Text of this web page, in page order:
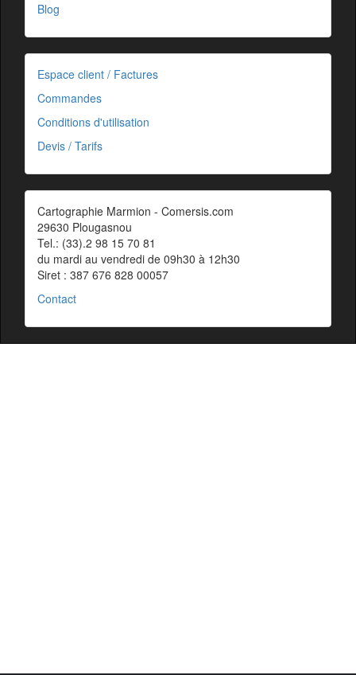
Blog
Espace client / Factures
Commandes
Conditions d'utilisation
Devis / Tarifs
Cartographie Marmion - Comersis.com
29630 Plougasnou
Tel.: (33).2 98 15 70 81
du mardi au vendredi de 09h30 à 12h30
Siret : 387 676 828 00057
Contact